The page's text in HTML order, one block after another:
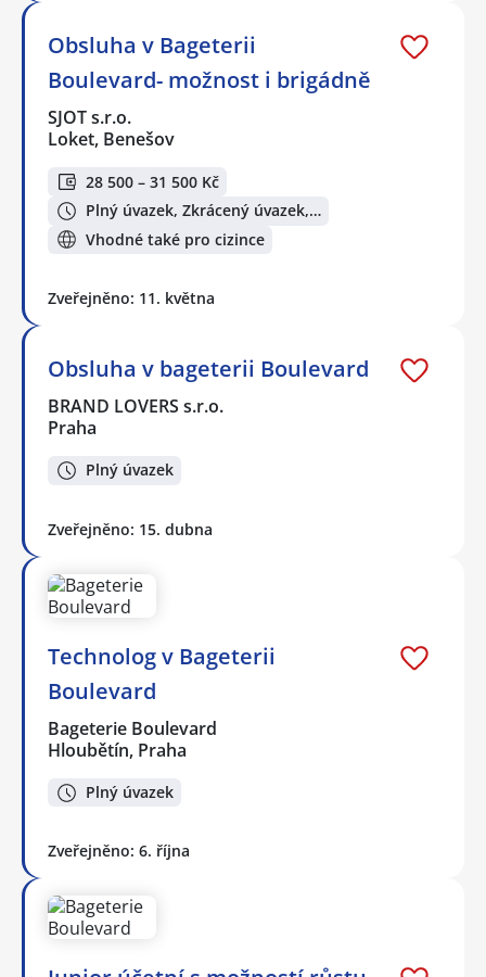
Obsluha v Bageterii
Boulevard- možnost i brigádně
SJOT s.r.o.
Loket, Benešov
28 500 – 31 500 Kč
Plný úvazek, Zkrácený úvazek,…
Vhodné také pro cizince
Zveřejněno: 11. května
Obsluha v bageterii Boulevard
BRAND LOVERS s.r.o.
Praha
Plný úvazek
Zveřejněno: 15. dubna
Technolog v Bageterii
Boulevard
Bageterie Boulevard
Hloubětín, Praha
Plný úvazek
Zveřejněno: 6. října